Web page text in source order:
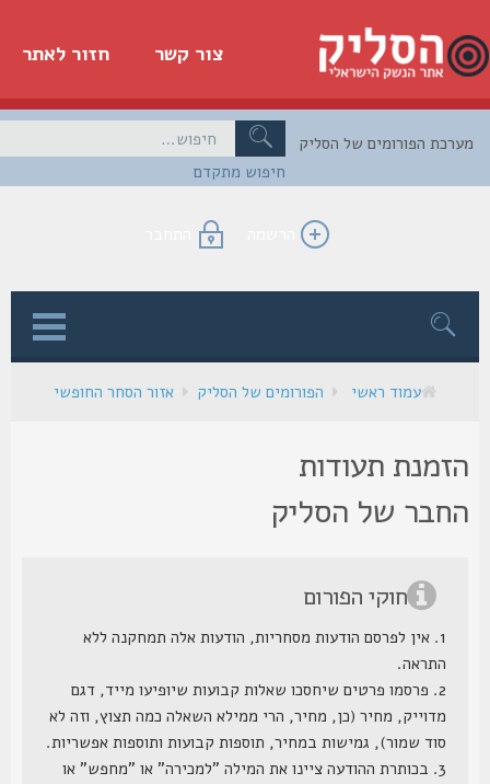
חזור לאתר צור קשר
חיפוש מתקדם
הפורומים של הסליק
הרשמה התחבר
עמוד ראשי הפורומים של הסליק אזור הסחר החופשי
תעודות
של הסליק
חוקי הפורום
1. אין לפרסם הודעות מסחריות, הודעות אלה תמחקנה ללא
התראה.
2. פרסמו פרטים שיחסכו שאלות קבועות שיופיעו מייד, דגם
מדוייק, מחיר (כן, מחיר, הרי ממילא השאלה כמה תצוץ, וזה לא
סוד שמור), גמישות במחיר, תוספות קבועות ותוספות אפשריות.
3. בכותרת ההודעה ציינו את המילה "למכירה" או "מחפש" או